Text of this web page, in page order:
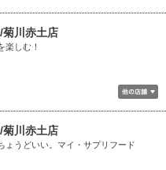
菊川赤土店
楽しむ！
菊川赤土店
ょうどいい。マイ・サプリフード